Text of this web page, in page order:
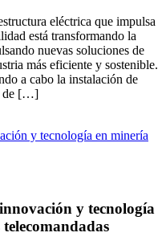
eléctrica que impulsa
está transformando la
nuevas soluciones de
más eficiente y sostenible.
a cabo la instalación de
de […]
y tecnología